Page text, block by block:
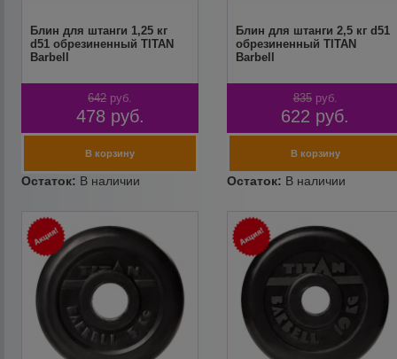
Блин для штанги 1,25 кг
d51 обрезиненный TITAN
Barbell
642 руб.
478 руб.
Блин для штанги 2,5 кг d51
обрезиненный TITAN
Barbell
835 руб.
622 руб.